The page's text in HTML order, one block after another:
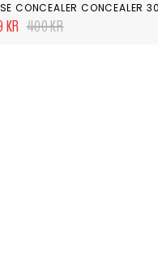
CONCEALER CONCEALER 30
KR 400 KR